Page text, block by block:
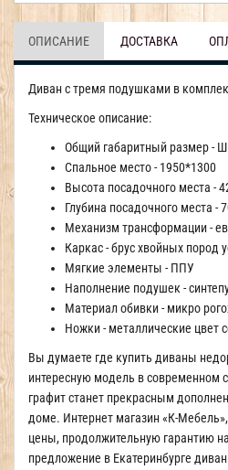
ОПИСАНИЕ ДОСТАВКА
Диван с тремя подушками в
Техническое описание:
Общий габаритный размер -
Спальное место - 1950*1300
Высота посадочного места -
Глубина посадочного места -
Механизм трансформации -
Каркас - брус хвойных пород
Мягкие элементы - ППУ
Наполнение подушек -
Материал обивки - микро
Ножки - металлические цвет
Вы думаете где купить диваны
интересную модель в современном
графит станет прекрасным
доме. Интернет магазин «К-
цены, продолжительную гарантию
предложение в Екатеринбурге